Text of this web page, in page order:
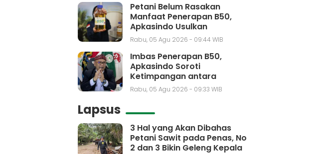
Petani Belum Rasakan
Manfaat Penerapan B50,
Apkasindo Usulkan
Pembentukan Bursa Sawit
Indonesia
Rabu, 05 Agu 2026 - 09:44 WIB
Imbas Penerapan B50,
Apkasindo Soroti
Ketimpangan antara
Kebutuhan dengan Kenaikan
Produksi CPO
Rabu, 05 Agu 2026 - 09:33 WIB
Lapsus
3 Hal yang Akan Dibahas
Petani Sawit pada Penas, No
2 dan 3 Bikin Geleng Kepala